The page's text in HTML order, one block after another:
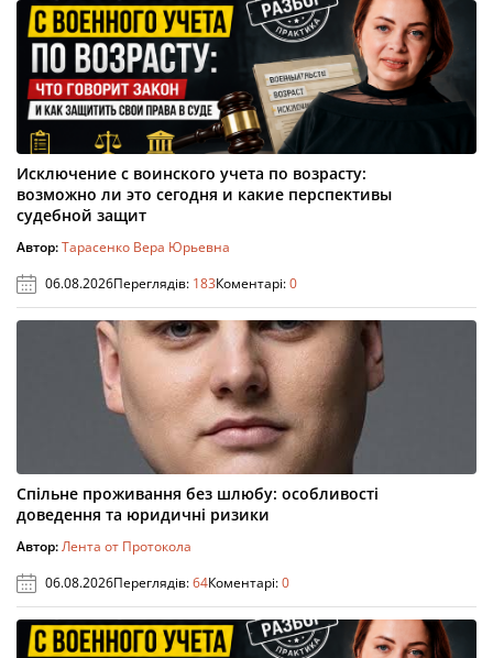
Исключение с воинского учета по возрасту:
возможно ли это сегодня и какие перспективы
судебной защит
Автор:Тарасенко Вера Юрьевна
06.08.2026Переглядів: 183Коментарі:0
Спільне проживання без шлюбу: особливості
доведення та юридичні ризики
Автор:Лента от Протокола
06.08.2026Переглядів:64Коментарі:0